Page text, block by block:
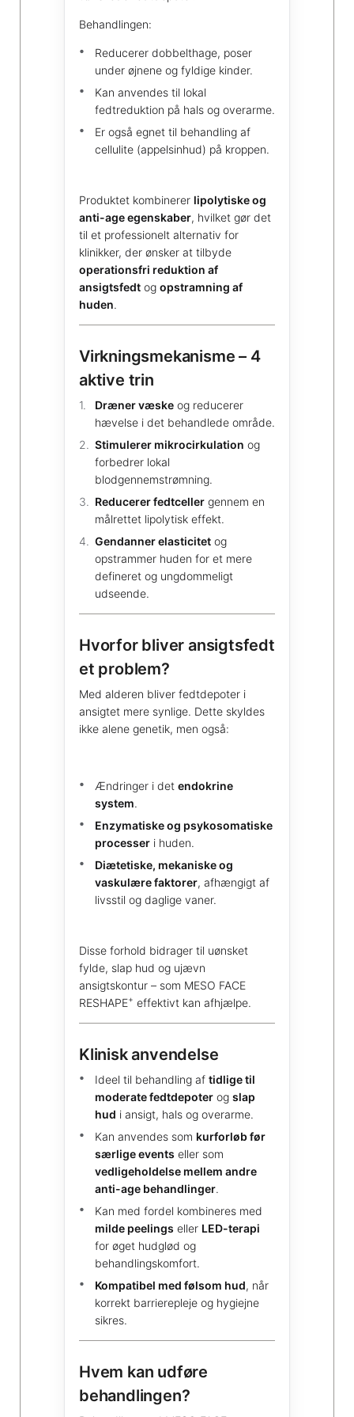
Behandlingen:
Reducerer dobbelthage, poser
under øjnene og fyldige kinder.
Kan anvendes til lokal
fedtreduktion på hals og overarme.
Er også egnet til behandling af
cellulite (appelsinhud) på kroppen.
Produktet kombinerer lipolytiske og
anti-age egenskaber, hvilket gør det
til et professionelt alternativ for
klinikker, der ønsker at tilbyde
operationsfri reduktion af
ansigtsfedt og opstramning af
huden.
Virkningsmekanisme – 4
aktive trin
Dræner væske og reducerer
hævelse i det behandlede område.
Stimulerer mikrocirkulation og
forbedrer lokal
blodgennemstrømning.
Reducerer fedtceller gennem en
målrettet lipolytisk effekt.
Gendanner elasticitet og
opstrammer huden for et mere
defineret og ungdommeligt
udseende.
Hvorfor bliver ansigtsfedt
et problem?
Med alderen bliver fedtdepoter i
ansigtet mere synlige. Dette skyldes
ikke alene genetik, men også:
Ændringer i det endokrine
system.
Enzymatiske og psykosomatiske
processer i huden.
Diætetiske, mekaniske og
vaskulære faktorer, afhængigt af
livsstil og daglige vaner.
Disse forhold bidrager til uønsket
fylde, slap hud og ujævn
ansigtskontur – som MESO FACE
RESHAPE+ effektivt kan afhjælpe.
Klinisk anvendelse
Ideel til behandling af tidlige til
moderate fedtdepoter og slap
hud i ansigt, hals og overarme.
Kan anvendes som kurforløb før
særlige events eller som
vedligeholdelse mellem andre
anti-age behandlinger.
Kan med fordel kombineres med
milde peelings eller LED-terapi
for øget hudglød og
behandlingskomfort.
Kompatibel med følsom hud, når
korrekt barrierepleje og hygiejne
sikres.
Hvem kan udføre
behandlingen?